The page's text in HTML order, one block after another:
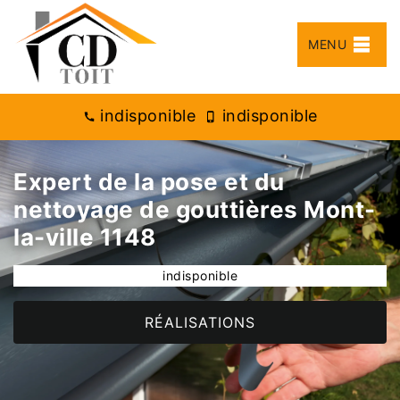
MENU
indisponible indisponible
Expert de la pose et du
nettoyage de gouttières Mont-
la-ville 1148
indisponible
RÉALISATIONS